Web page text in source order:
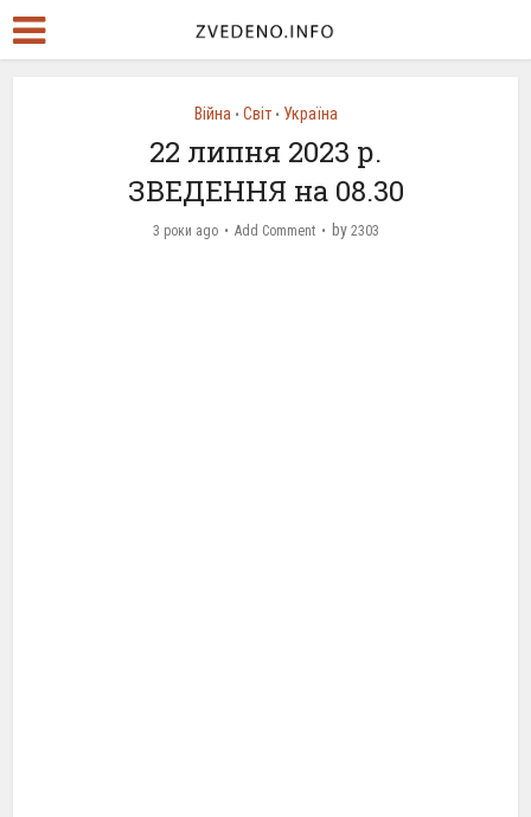
Війна • Світ • Україна
22 липня 2023 р.
ЗВЕДЕННЯ на 08.30
3 роки ago Add Comment by 2303